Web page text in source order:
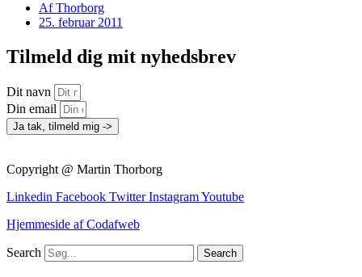
AfThorborg
25. februar 2011
Tilmeld dig mit nyhedsbrev
Dit navn
Din email
Ja tak, tilmeld mig ->
Copyright @ Martin Thorborg
Linkedin Facebook Twitter InstagramYoutube
Hjemmeside af Codafweb
Search Search